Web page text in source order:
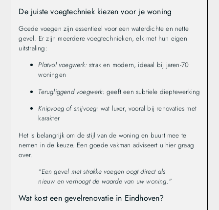
De juiste voegtechniek kiezen voor je woning
Goede voegen zijn essentieel voor een waterdichte en nette
gevel. Er zijn meerdere voegtechnieken, elk met hun eigen
uitstraling:
Platvol voegwerk: strak en modern, ideaal bij jaren-70
woningen
Terugliggend voegwerk: geeft een subtiele dieptewerking
Knipvoeg of snijvoeg: wat luxer, vooral bij renovaties met
karakter
Het is belangrijk om de stijl van de woning en buurt mee te
nemen in de keuze. Een goede vakman adviseert u hier graag
over.
“Een gevel met strakke voegen oogt direct als
nieuw en verhoogt de waarde van uw woning.”
Wat kost een gevelrenovatie in Eindhoven?